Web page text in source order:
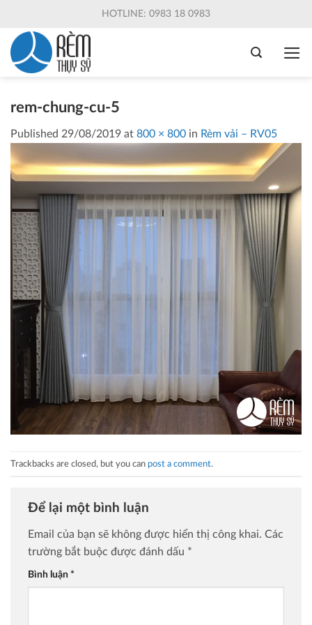
content
HOTLINE: 0983 18 0983
rem-chung-cu-5
Published 29/08/2019 at 800 × 800 in Rèm vải – RV05
Trackbacks are closed, but you can post a comment.
Để lại một bình luận
Email của bạn sẽ không được hiển thị công khai. Các
trường bắt buộc được đánh dấu *
Bình luận *